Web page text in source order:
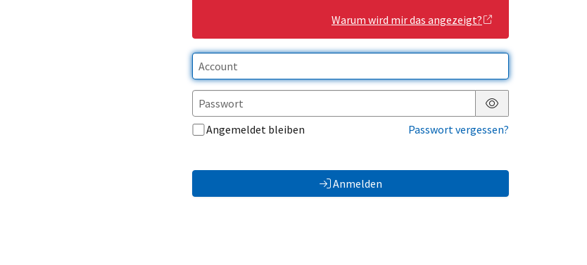
Warum wird mir das angezeigt?
Passwort anzeigen
Angemeldet bleiben
Passwort vergessen?
Anmelden